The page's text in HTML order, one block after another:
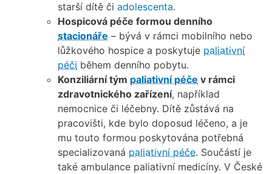
starší dítě či adolescenta.
Hospicová péče formou denního
stacionáře – bývá v rámci mobilního nebo
lůžkového hospice a poskytuje paliativní
péči během denního pobytu.
Konziliární tým paliativní péče v rámci
zdravotnického zařízení, například
nemocnice či léčebny. Dítě zůstává na
pracovišti, kde bylo doposud léčeno, a je
mu touto formou poskytována potřebná
specializovaná paliativní péče. Součástí je
také ambulance paliativní medicíny. V České